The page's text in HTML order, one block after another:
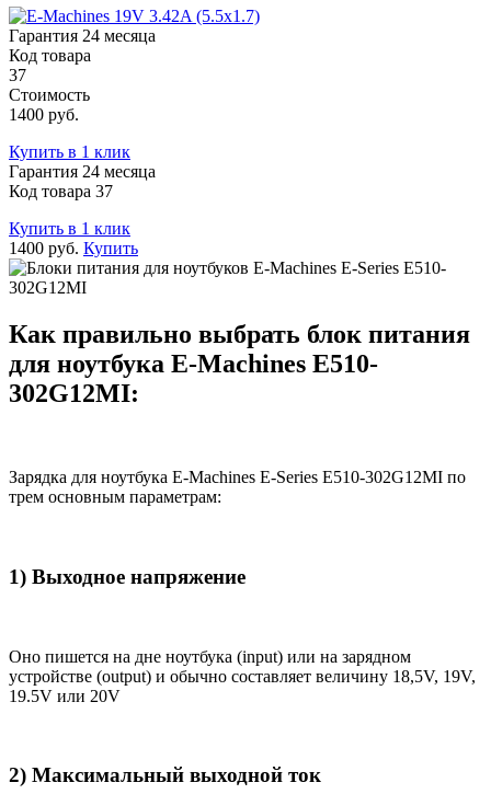
Гарантия 24 месяца
Код товара
37
Стоимость
1400 руб.
Купить в 1 клик
Гарантия 24 месяца
Код товара 37
Купить в 1 клик
1400 руб. Купить
Как правильно выбрать блок питания
для ноутбука E-Machines E510-
302G12MI:
Зарядка для ноутбука E-Machines E-Series E510-302G12MI по
трем основным параметрам:
1) Выходное напряжение
Оно пишется на дне ноутбука (input) или на зарядном
устройстве (output) и обычно составляет величину 18,5V, 19V,
19.5V или 20V
2) Максимальный выходной ток